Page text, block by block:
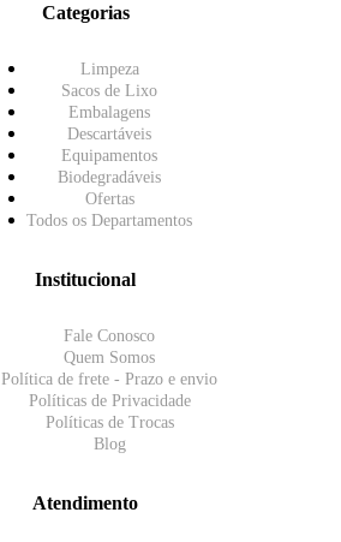
Categorias
Limpeza
Sacos de Lixo
Embalagens
Descartáveis
Equipamentos
Biodegradáveis
Ofertas
Todos os Departamentos
Institucional
Fale Conosco
Quem Somos
Política de frete - Prazo e envio
Políticas de Privacidade
Políticas de Trocas
Blog
Atendimento